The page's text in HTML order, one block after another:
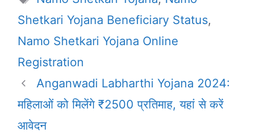
Shetkari Yojana Beneficiary Status,
Namo Shetkari Yojana Online
Registration
Anganwadi Labharthi Yojana 2024:
महिलाओं को मिलेंगे ₹2500 प्रतिमाह, यहां से करें
आवेदन